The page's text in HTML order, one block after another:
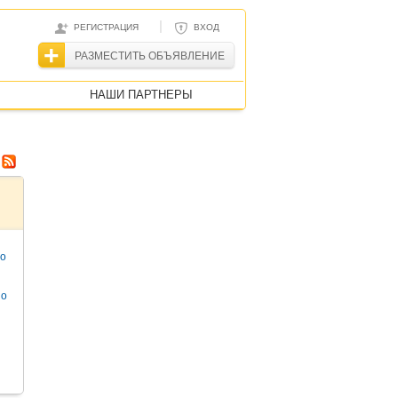
РЕГИСТРАЦИЯ | ВХОД
РАЗМЕСТИТЬ ОБЪЯВЛЕНИЕ
НАШИ ПАРТНЕРЫ